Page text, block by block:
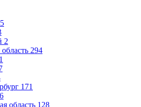
5
2
294
171
область 128